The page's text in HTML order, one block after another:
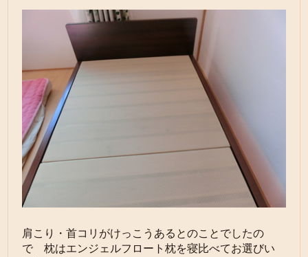
肩こり・首コリがけっこうあるとのことでしたの
で 枕はエンジェルフロート枕を寝比べてお選びい